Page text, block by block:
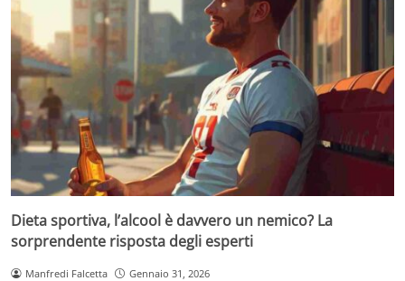
Dieta sportiva, l’alcool è davvero un nemico? La
sorprendente risposta degli esperti
Manfredi Falcetta Gennaio 31, 2026